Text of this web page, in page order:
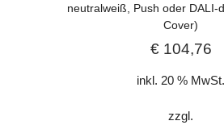
neutralweiß, Push oder DALI-
Cover)
€104,76
inkl. 20 % MwSt.
zzgl.